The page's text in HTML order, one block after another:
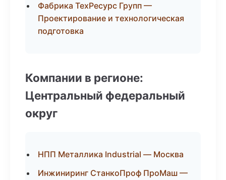
Фабрика ТехРесурс Групп —
Проектирование и технологическая
подготовка
Компании в регионе:
Центральный федеральный
округ
НПП Металлика Industrial — Москва
Инжиниринг СтанкоПроф ПроМаш —